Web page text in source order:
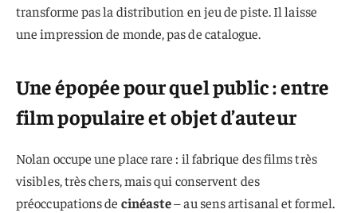
transforme pas la distribution en jeu de piste. Il laisse
une impression de monde, pas de catalogue.
Une épopée pour quel public : entre
film populaire et objet d’auteur
Nolan occupe une place rare : il fabrique des films très
visibles, très chers, mais qui conservent des
préoccupations de cinéaste– au sens artisanal et formel.